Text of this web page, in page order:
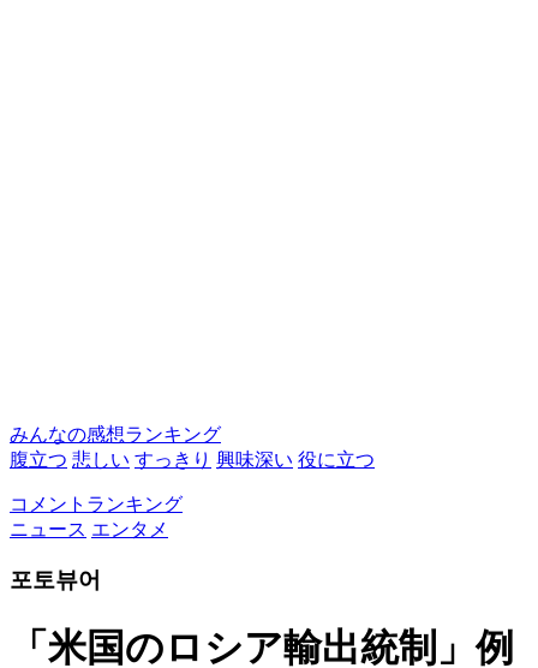
みんなの感想ランキング
腹立つ 悲しい すっきり 興味深い 役に立つ
コメントランキング
ニュース エンタメ
포토뷰어
「米国のロシア輸出統制」例